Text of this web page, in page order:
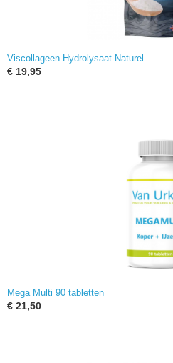
Viscollageen Hydrolysaat Naturel
€ 19,95
Mega Multi 90 tabletten
€ 21,50